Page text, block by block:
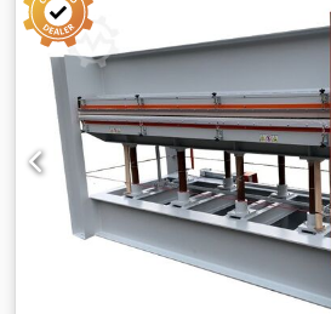
dur, stabile - Presiune totală de
suprafața complet utilizată de
suprafața pe jumătate utilizată de
Deschidere maximă: 400 mm - 8
mm - Pompă hidraulică 1,5 kW -
cu indicator pentru valoarea setată
Ghidaj de precizie cu cremalieră
mesei de presare - Cablu de
Dimensiuni: 3480 x 1500 x 2000 mm